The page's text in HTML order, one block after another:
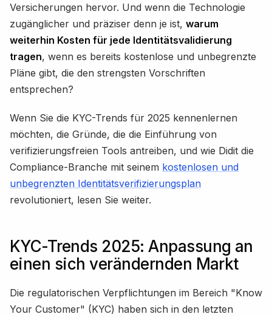
Versicherungen hervor. Und wenn die Technologie
zugänglicher und präziser denn je ist, warum
weiterhin Kosten für jede Identitätsvalidierung
tragen, wenn es bereits kostenlose und unbegrenzte
Pläne gibt, die den strengsten Vorschriften
entsprechen?
Wenn Sie die KYC-Trends für 2025 kennenlernen
möchten, die Gründe, die die Einführung von
verifizierungsfreien Tools antreiben, und wie Didit die
Compliance-Branche mit seinem kostenlosen und
unbegrenzten Identitätsverifizierungsplan
revolutioniert, lesen Sie weiter.
KYC-Trends 2025: Anpassung an
einen sich verändernden Markt
Die regulatorischen Verpflichtungen im Bereich "Know
Your Customer" (KYC) haben sich in den letzten